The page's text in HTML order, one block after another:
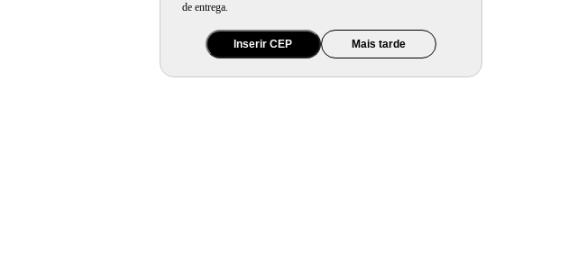
de entrega.
Inserir CEP Mais tarde